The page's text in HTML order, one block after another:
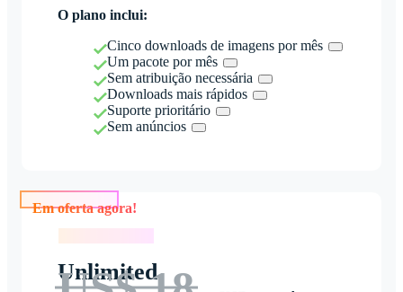
O plano inclui:
Cinco downloads de imagens por mês
Um pacote por mês
Sem atribuição necessária
Downloads mais rápidos
Suporte prioritário
Sem anúncios
Unlimited